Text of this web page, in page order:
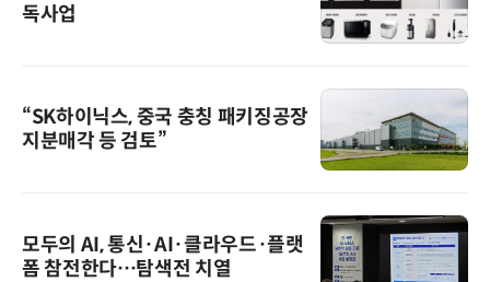
독사업
“SK하이닉스, 중국 충칭 패키징공장
지분매각 등 검토”
모두의 AI, 통신·AI·클라우드·플랫
폼 참전한다…탐색전 치열